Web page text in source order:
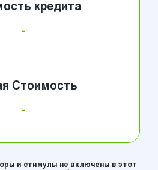
кредита
-
Стоимость
-
и стимулы не включены в этот